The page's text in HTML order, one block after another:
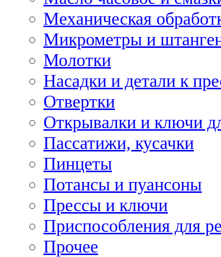
Механическая
Микрометры и
Молотки
Насадки и детали к
Отвертки
Открывалки и ключи
Пассатижи, кусачки
Пинцеты
Потансы и пуансоны
Прессы и ключи
Приспособления для
Прочее